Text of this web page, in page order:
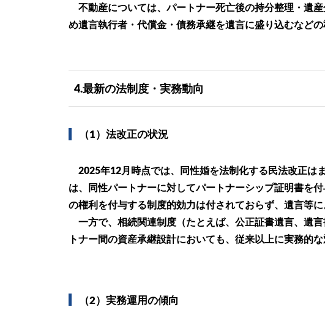
不動産については、パートナー死亡後の持分整理・遺
め遺言執行者・代償金・債務承継を遺言に盛り込むなどの
4.最新の法制度・実務動向
（1）法改正の状況
2025年12月時点では、同性婚を法制化する民法改正は
は、同性パートナーに対してパートナーシップ証明書を
の権利を付与する制度的効力は付されておらず、遺言等に
一方で、相続関連制度（たとえば、公正証書遺言、遺
トナー間の資産承継設計においても、従来以上に実務的な
（2）実務運用の傾向